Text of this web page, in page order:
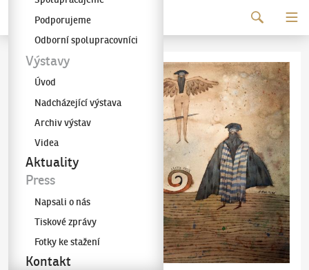
Galerie KODLPodporujeme
Odborní spolupracovníci
Výstavy
Úvod
Nadcházející výstava
Archiv výstav
Videa
Aktuality
Press
Napsali o nás
Tiskové zprávy
Fotky ke stažení
Kontakt